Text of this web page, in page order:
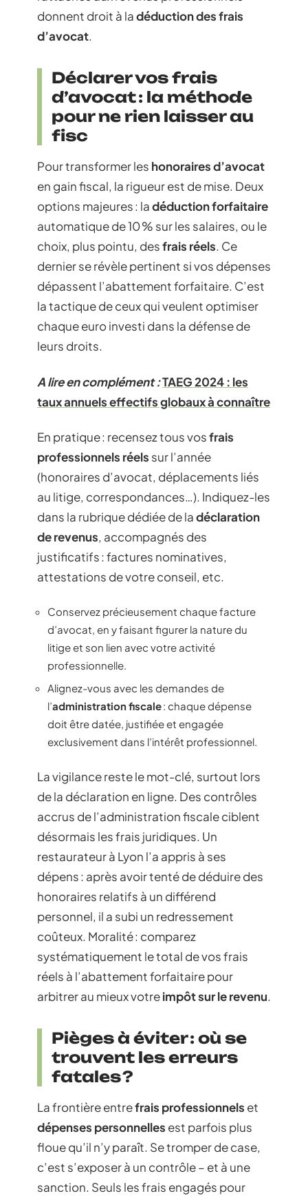
donnent droit à ladéduction des frais
d’avocat.
Déclarer vos frais
d’avocat : la méthode
pour ne rien laisser au
fisc
Pour transformer les honoraires d’avocat
en gain fiscal, la rigueur est de mise. Deux
options majeures : ladéduction forfaitaire
automatique de 10 % sur les salaires, ou le
choix, plus pointu, desfrais réels. Ce
dernier se révèle pertinent si vos dépenses
dépassent l’abattement forfaitaire. C’est
la tactique de ceux qui veulent optimiser
chaque euro investi dans la défense de
leurs droits.
A lire en complément :TAEG 2024 : les
taux annuels effectifs globaux à connaître
En pratique : recensez tous vosfrais
professionnels réels sur l’année
(honoraires d’avocat, déplacements liés
au litige, correspondances…). Indiquez-les
dans la rubrique dédiée de ladéclaration
de revenus, accompagnés des
justificatifs : factures nominatives,
attestations de votre conseil, etc.
Conservez précieusement chaque facture
d’avocat, en y faisant figurer la nature du
litige et son lien avec votre activité
professionnelle.
Alignez-vous avec les demandes de
l’administration fiscale: chaque dépense
doit être datée, justifiée et engagée
exclusivement dans l’intérêt professionnel.
La vigilance reste le mot-clé, surtout lors
de la déclaration en ligne. Des contrôles
accrus de l’administration fiscale ciblent
désormais les frais juridiques. Un
restaurateur à Lyon l’a appris à ses
dépens : après avoir tenté de déduire des
honoraires relatifs à un différend
personnel, il a subi un redressement
coûteux. Moralité : comparez
systématiquement le total de vos frais
réels à l’abattement forfaitaire pour
arbitrer au mieux votreimpôt sur le revenu.
Pièges à éviter : où se
trouvent les erreurs
fatales ?
La frontière entrefrais professionnels et
dépenses personnelles est parfois plus
floue qu’il n’y paraît. Se tromper de case,
c’est s’exposer à un contrôle – et à une
sanction. Seuls les frais engagés pour